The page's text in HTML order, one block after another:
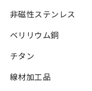
非磁性ステンレス
ベリリウム銅
チタン
線材加工品